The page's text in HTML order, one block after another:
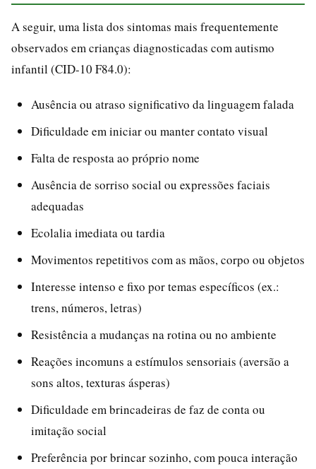
A seguir, uma lista dos sintomas mais frequentemente
observados em crianças diagnosticadas com autismo
infantil (CID-10 F84.0):
Ausência ou atraso significativo da linguagem falada
Dificuldade em iniciar ou manter contato visual
Falta de resposta ao próprio nome
Ausência de sorriso social ou expressões faciais
adequadas
Ecolalia imediata ou tardia
Movimentos repetitivos com as mãos, corpo ou objetos
Interesse intenso e fixo por temas específicos (ex.:
trens, números, letras)
Resistência a mudanças na rotina ou no ambiente
Reações incomuns a estímulos sensoriais (aversão a
sons altos, texturas ásperas)
Dificuldade em brincadeiras de faz de conta ou
imitação social
Preferência por brincar sozinho, com pouca interação